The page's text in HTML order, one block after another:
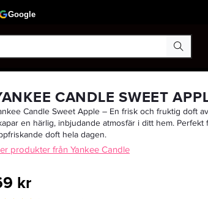
CANDLE SWEET
Candle Sweet Apple – En frisk och fruktig doft
en härlig, inbjudande atmosfär i ditt hem.
doft hela dagen.
produkter från Yankee Candle
kr